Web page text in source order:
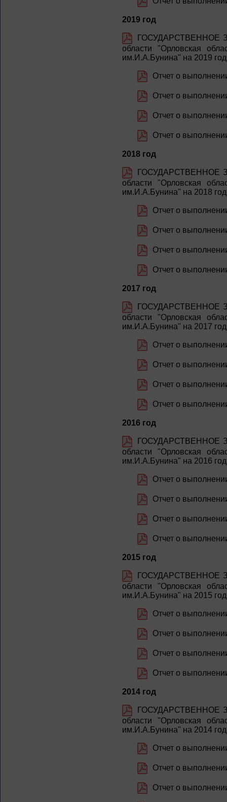
2019 год
ГОСУДАРСТВЕННОЕ
области "Орловская
им.И.А.Бунина" на 2019
Отчет о
Отчет о
Отчет о
Отчет о
2018 год
ГОСУДАРСТВЕННОЕ
области "Орловская
им.И.А.Бунина" на 2018
Отчет о
Отчет о
Отчет о
Отчет о
2017 год
ГОСУДАРСТВЕННОЕ
области "Орловская
им.И.А.Бунина" на 2017
Отчет о
Отчет о
Отчет о
Отчет о
2016 год
ГОСУДАРСТВЕННОЕ
области "Орловская
им.И.А.Бунина" на 2016
Отчет о
Отчет о
Отчет о
Отчет о
2015 год
ГОСУДАРСТВЕННОЕ
области "Орловская
им.И.А.Бунина" на 2015
Отчет о
Отчет о
Отчет о
Отчет о
2014 год
ГОСУДАРСТВЕННОЕ
области "Орловская
им.И.А.Бунина" на 2014
Отчет о
Отчет о
Отчет о